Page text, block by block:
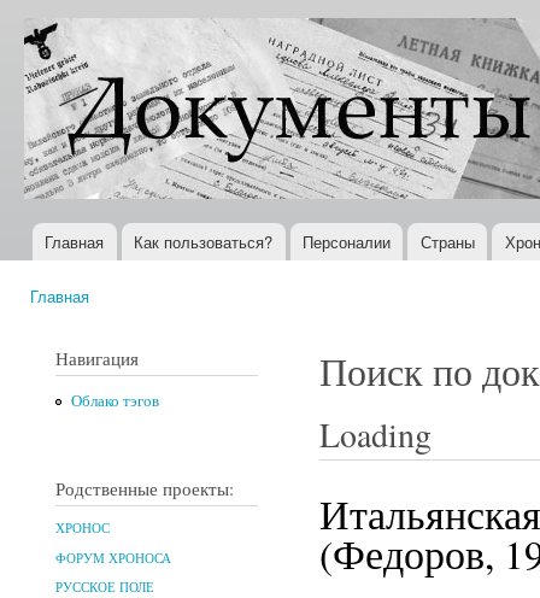
Документы
XX века
Всемирная
история в
Интернете
Главное меню
Главная Как пользоваться? Персоналии Страны
Главная
Навигация
Облако тэгов
Родственные проекты:
ХРОНОС
ФОРУМ ХРОНОСА
РУССКОЕ ПОЛЕ
Поиск по
Loading
(Федоров,